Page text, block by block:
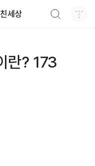
세상
란? 173